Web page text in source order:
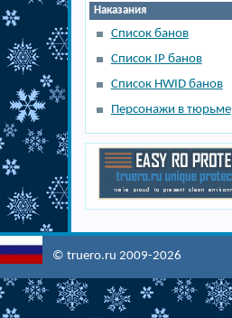
Наказания
Список банов
Список IP банов
Список HWID банов
Персонажи в тюрьме
© truero.ru 2009-2026